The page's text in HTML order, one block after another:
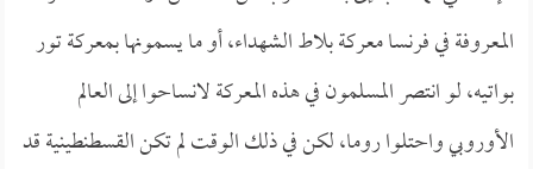
المعروفة في فرنسا معركة بلاط الشهداء، أو ما يسمونها بمعركة تور
بواتيه، لو انتصر المسلمون في هذه المعركة لانساحوا إلى العالم
الأوروبي واحتلوا روما، لكن في ذلك الوقت لم تكن القسطنطينية قد